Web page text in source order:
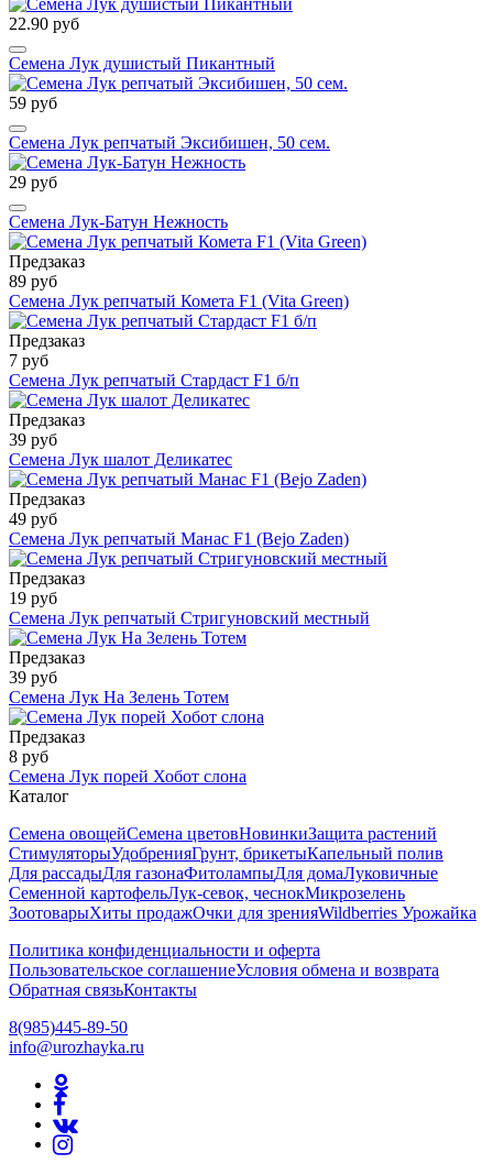
22.90 руб
Семена Лук душистый Пикантный
59 руб
Семена Лук репчатый Эксибишен, 50 сем.
29 руб
Семена Лук-Батун Нежность
Предзаказ
89 руб
Семена Лук репчатый Комета F1 (Vita Green)
Предзаказ
7 руб
Семена Лук репчатый Стардаст F1 б/п
Предзаказ
39 руб
Семена Лук шалот Деликатес
Предзаказ
49 руб
Семена Лук репчатый Манас F1 (Bejo Zaden)
Предзаказ
19 руб
Семена Лук репчатый Стригуновский местный
Предзаказ
39 руб
Семена Лук На Зелень Тотем
Предзаказ
8 руб
Семена Лук порей Хобот слона
Каталог
Семена овощейСемена цветовНовинкиЗащита растений
СтимуляторыУдобренияГрунт, брикетыКапельный полив
Для рассадыДля газонаФитолампыДля домаЛуковичные
Семенной картофельЛук-севок, чеснокМикрозелень
ЗоотоварыХиты продажОчки для зренияWildberries Урожайка
Политика конфиденциальности и оферта
Пользовательское соглашениеУсловия обмена и возврата
Обратная связьКонтакты
8(985)445-89-50
info@urozhayka.ru